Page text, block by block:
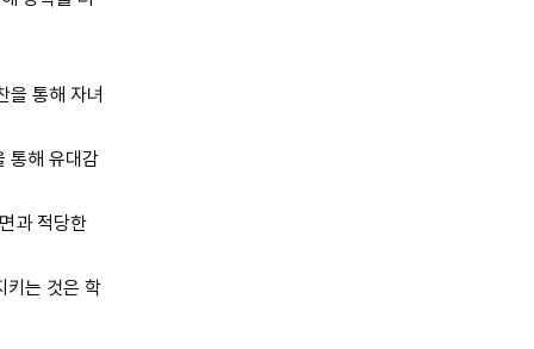
을 통해 자녀
통해 유대감
과 적당한
키는 것은 학